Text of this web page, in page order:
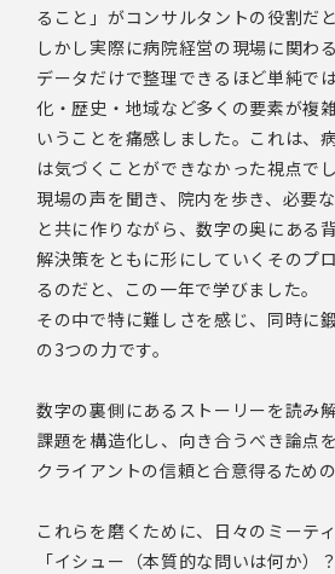
ること」がコンサルタントの役割だ
しかし実際に病院経営の現場に関わ
データだけで整理できるほど単純で
化・歴史・地域など多くの要素が複
いうことを痛感しました。これは、
は気づくことができなかった視点でし
現場の声を聞き、院内を歩き、必要
と共に作りながら、数字の奥にある
解決策をともに形にしていくそのプ
るのだと、この一年で学びました。
その中で特に難しさを感じ、同時に
の3つの力です。
数字の裏側にあるストーリーを読み
課題を構造化し、向き合うべき論点
クライアントの信頼と合意得るため
これらを磨くために、日々のミーテ
「イシュー（本質的な問いは何か）？